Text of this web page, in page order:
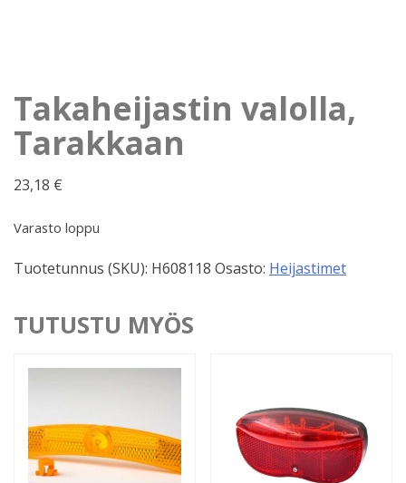
Takaheijastin valolla,
Tarakkaan
23,18 €
Varasto loppu
Tuotetunnus (SKU): H608118 Osasto: Heijastimet
TUTUSTU MYÖS